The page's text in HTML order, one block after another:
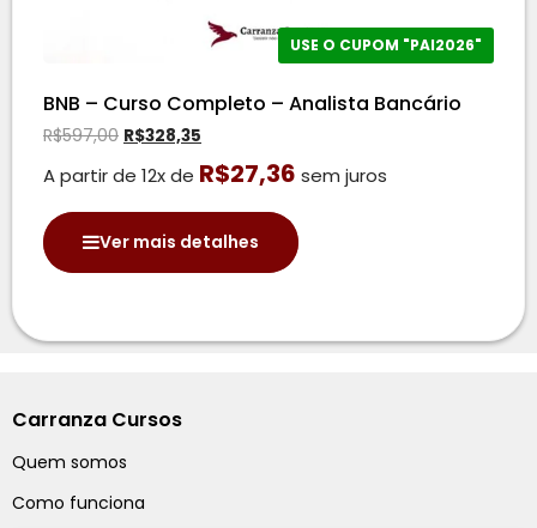
USE O CUPOM "PAI2026"
BNB – Curso Completo – Analista Bancário
R$597,00 R$328,35
A partir de 12x de R$27,36 sem juros
Ver mais detalhes
Carranza Cursos
Quem somos
Como funciona